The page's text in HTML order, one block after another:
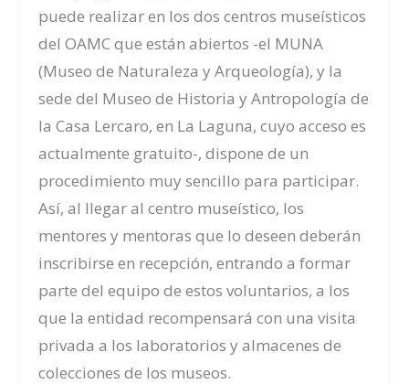
puede realizar en los dos centros museísticos
del OAMC que están abiertos -el MUNA
(Museo de Naturaleza y Arqueología), y la
sede del Museo de Historia y Antropología de
la Casa Lercaro, en La Laguna, cuyo acceso es
actualmente gratuito-, dispone de un
procedimiento muy sencillo para participar.
Así, al llegar al centro museístico, los
mentores y mentoras que lo deseen deberán
inscribirse en recepción, entrando a formar
parte del equipo de estos voluntarios, a los
que la entidad recompensará con una visita
privada a los laboratorios y almacenes de
colecciones de los museos.